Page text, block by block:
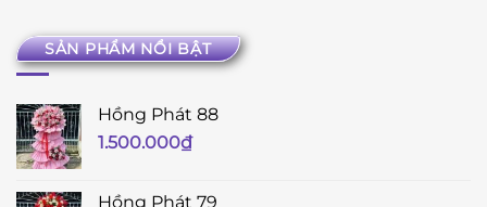
SẢN PHẨM NỔI BẬT
Hồng Phát 88
1.500.000₫
Hồng Phát 79